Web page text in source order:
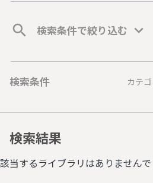
検索条件で絞り込む
検索条件 カテ
検索結果
該当するライブラリはありません